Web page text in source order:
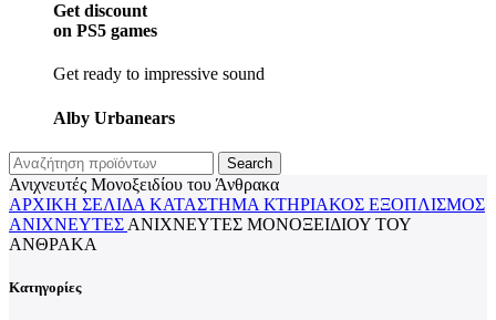
Get discount
on PS5 games
Get ready to impressive sound
Alby Urbanears
Search
Ανιχνευτές Μονοξειδίου του Άνθρακα
ΑΡΧΙΚΉ ΣΕΛΊΔΑ ΚΑΤΆΣΤΗΜΑ ΚΤΗΡΙΑΚΌΣ ΕΞΟΠΛΙΣΜΌΣ
ΑΝΙΧΝΕΥΤΈΣ ΑΝΙΧΝΕΥΤΈΣ ΜΟΝΟΞΕΙΔΊΟΥ ΤΟΥ
ΆΝΘΡΑΚΑ
Κατηγορίες